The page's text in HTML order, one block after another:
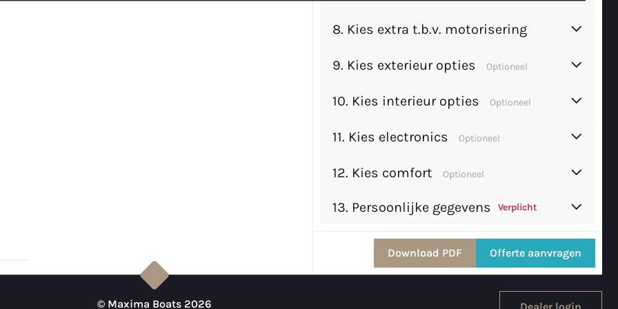
8. Kies extra t.b.v. motorisering
9. Kies exterieur opties Optioneel
10. Kies interieur opties Optioneel
11. Kies electronics Optioneel
12. Kies comfort Optioneel
13. Persoonlijke gegevens Verplicht
Download PDF Offerte aanvragen
© Maxima Boats 2026